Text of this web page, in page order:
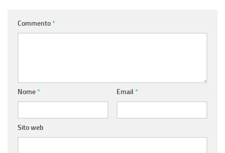
Commento*
Nome* Email *
Sito web